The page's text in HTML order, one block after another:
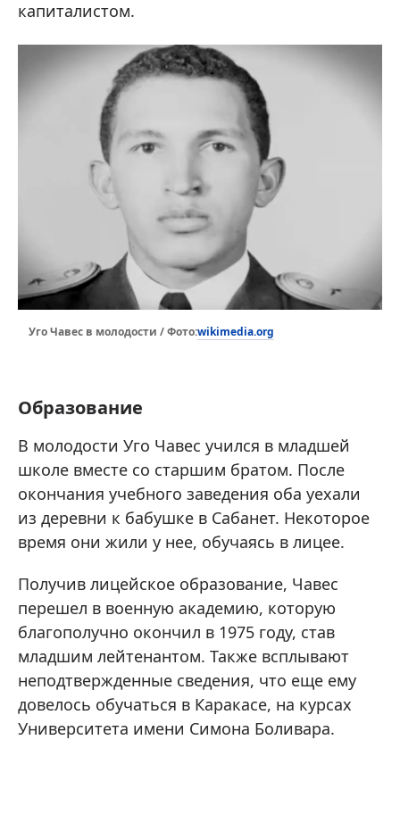
капиталистом.
Уго Чавес в молодости / Фото:wikimedia.org
Образование
В молодости Уго Чавес учился в младшей
школе вместе со старшим братом. После
окончания учебного заведения оба уехали
из деревни к бабушке в Сабанет. Некоторое
время они жили у нее, обучаясь в лицее.
Получив лицейское образование, Чавес
перешел в военную академию, которую
благополучно окончил в 1975 году, став
младшим лейтенантом. Также всплывают
неподтвержденные сведения, что еще ему
довелось обучаться в Каракасе, на курсах
Университета имени Симона Боливара.